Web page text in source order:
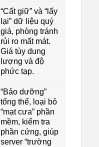
“Cất giữ” và “lấy
lại” dữ liệu quý
giá, phòng tránh
rủi ro mất mát.
Giá tùy dung
lượng và độ
phức tạp.
“Bảo dưỡng”
tổng thể, loại bỏ
“mạt cưa” phần
mềm, kiểm tra
phần cứng, giúp
server “trường